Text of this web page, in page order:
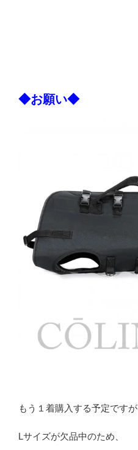
◆お願い◆
もう１着購入する予定ですが
Lサイズが欠品中のため、